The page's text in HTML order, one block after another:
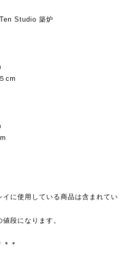
Studio 築炉
cm
に使用している商品は含まれてい
段になります。
＊